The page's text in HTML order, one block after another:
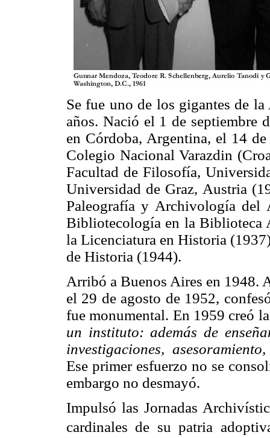
Se fue uno de los gigantes de
años. Nació el 1 de septiembre
en Córdoba, Argentina, el 14
Colegio Nacional Varazdin
Facultad de Filosofía,
Universidad de Graz, Austria
Paleografía y Archivología del
Bibliotecología en la Biblioteca
la Licenciatura en Historia
de Historia (1944).
Arribó a Buenos Aires en 1948.
el 29 de agosto de 1952,
fue monumental. En 1959 creó
un instituto: además de
investigaciones,
Ese primer esfuerzo no se
embargo no desmayó.
Impulsó las Jornadas
cardinales de su patria